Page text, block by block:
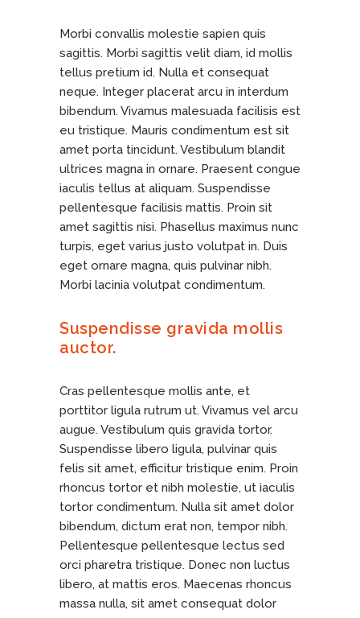
Morbi convallis molestie sapien quis
sagittis. Morbi sagittis velit diam, id mollis
tellus pretium id. Nulla et consequat
neque. Integer placerat arcu in interdum
bibendum. Vivamus malesuada facilisis est
eu tristique. Mauris condimentum est sit
amet porta tincidunt. Vestibulum blandit
ultrices magna in ornare. Praesent congue
iaculis tellus at aliquam. Suspendisse
pellentesque facilisis mattis. Proin sit
amet sagittis nisi. Phasellus maximus nunc
turpis, eget varius justo volutpat in. Duis
eget ornare magna, quis pulvinar nibh.
Morbi lacinia volutpat condimentum.
Suspendisse gravida mollis
auctor.
Cras pellentesque mollis ante, et
porttitor ligula rutrum ut. Vivamus vel arcu
augue. Vestibulum quis gravida tortor.
Suspendisse libero ligula, pulvinar quis
felis sit amet, efficitur tristique enim. Proin
rhoncus tortor et nibh molestie, ut iaculis
tortor condimentum. Nulla sit amet dolor
bibendum, dictum erat non, tempor nibh.
Pellentesque pellentesque lectus sed
orci pharetra tristique. Donec non luctus
libero, at mattis eros. Maecenas rhoncus
massa nulla, sit amet consequat dolor